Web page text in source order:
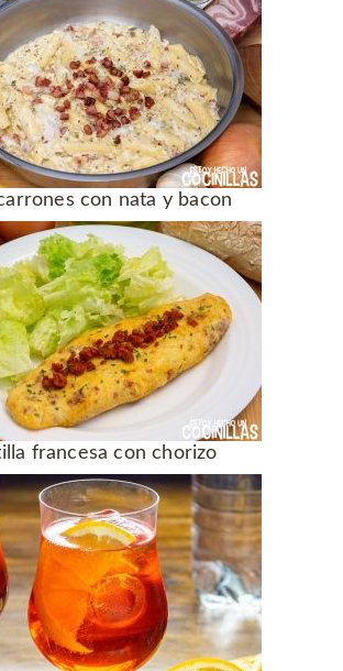
con nata y bacon
francesa con chorizo